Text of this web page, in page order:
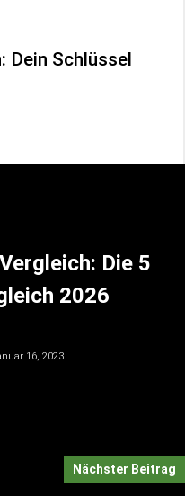
Dein Schlüssel
Die 5
2026
16, 2023
Nächster Beitrag